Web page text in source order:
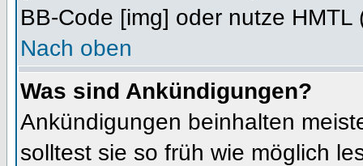
BB-Code [img] oder nutze HMTL
Nach oben
Was sind Ankündigungen?
Ankündigungen beinhalten
solltest sie so früh wie möglich